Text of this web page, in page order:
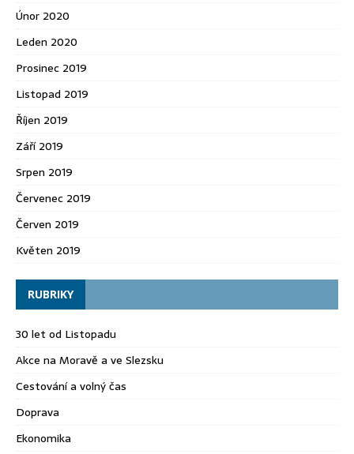
Únor 2020
Leden 2020
Prosinec 2019
Listopad 2019
Říjen 2019
Září 2019
Srpen 2019
Červenec 2019
Červen 2019
Květen 2019
RUBRIKY
30 let od Listopadu
Akce na Moravě a ve Slezsku
Cestování a volný čas
Doprava
Ekonomika